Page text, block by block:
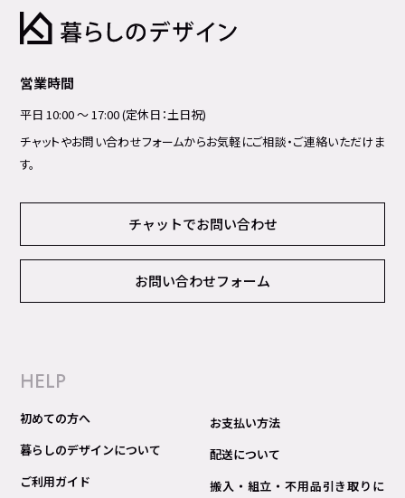
営業時間
平日 10:00 ～ 17:00 (定休日：土日祝)
チャットやお問い合わせフォームからお気軽にご相談・ご連絡いただけま
す。
チャットでお問い合わせ
お問い合わせフォーム
HELP
初めての方へ
暮らしのデザインについて
ご利用ガイド
お支払い方法
配送について
搬入・組立・不用品引き取りに